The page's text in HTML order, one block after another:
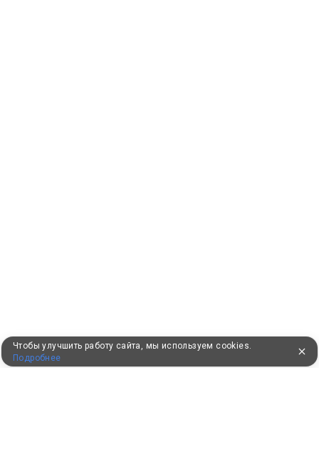
Чтобы улучшить работу сайта, мы используем cookies.
Подробнее